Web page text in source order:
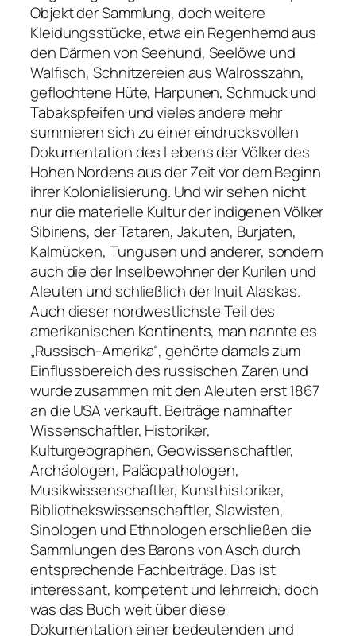
Objekt der Sammlung, doch weitere
Kleidungsstücke, etwa ein Regenhemd aus
den Därmen von Seehund, Seelöwe und
Walfisch, Schnitzereien aus Walrosszahn,
geflochtene Hüte, Harpunen, Schmuck und
Tabakspfeifen und vieles andere mehr
summieren sich zu einer eindrucksvollen
Dokumentation des Lebens der Völker des
Hohen Nordens aus der Zeit vor dem Beginn
ihrer Kolonialisierung. Und wir sehen nicht
nur die materielle Kultur der indigenen Völker
Sibiriens, der Tataren, Jakuten, Burjaten,
Kalmücken, Tungusen und anderer, sondern
auch die der Inselbewohner der Kurilen und
Aleuten und schließlich der Inuit Alaskas.
Auch dieser nordwestlichste Teil des
amerikanischen Kontinents, man nannte es
„Russisch-Amerika“, gehörte damals zum
Einflussbereich des russischen Zaren und
wurde zusammen mit den Aleuten erst 1867
an die USA verkauft. Beiträge namhafter
Wissenschaftler, Historiker,
Kulturgeographen, Geowissenschaftler,
Archäologen, Paläopathologen,
Musikwissenschaftler, Kunsthistoriker,
Bibliothekswissenschaftler, Slawisten,
Sinologen und Ethnologen erschließen die
Sammlungen des Barons von Asch durch
entsprechende Fachbeiträge. Das ist
interessant, kompetent und lehrreich, doch
was das Buch weit über diese
Dokumentation einer bedeutenden und